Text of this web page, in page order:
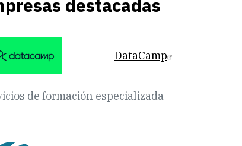
destacadas
de formación especializada
DataCamp